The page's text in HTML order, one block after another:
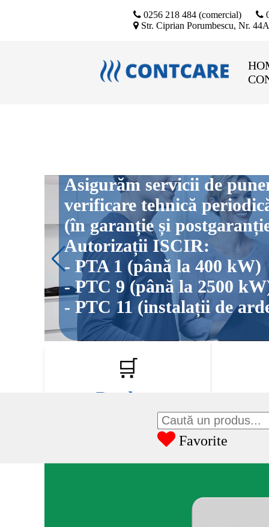
0256 218 484 (comercial)
Str. Ciprian Porumbescu, Nr. 44A
Favorite
Asigurăm servicii de
verificare tehnică
(în garanție și
Autorizații ISCIR:
- PTA 1 (până la 400
- PTC 9 (până la 2500
- PTC 11 (instalații de
🛒
Produse
Descoperă gama noastră variată
de centrale termice.
Află mai